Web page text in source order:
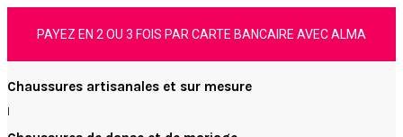
PAYEZ EN 2 OU 3 FOIS PAR CARTE BANCAIRE AVEC ALMA
Chaussures artisanales et sur mesure